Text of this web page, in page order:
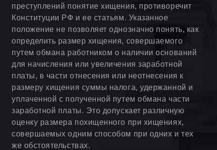
преступлений понятие хищения, противоречит
Конституции РФ и ее статьям. Указанное
положение не позволяет однозначно понять, как
определить размер хищения, совершаемого
путем обмана работником о наличии оснований
для начисления или увеличения заработной
платы, в части отнесения или неотнесения к
размеру хищения суммы налога, удержанной и
уплаченной с полученной путем обмана части
заработной платы. Это допускает различную
оценку размера похищенного при хищениях,
совершаемых одним способом при одних и тех
же обстоятельствах.